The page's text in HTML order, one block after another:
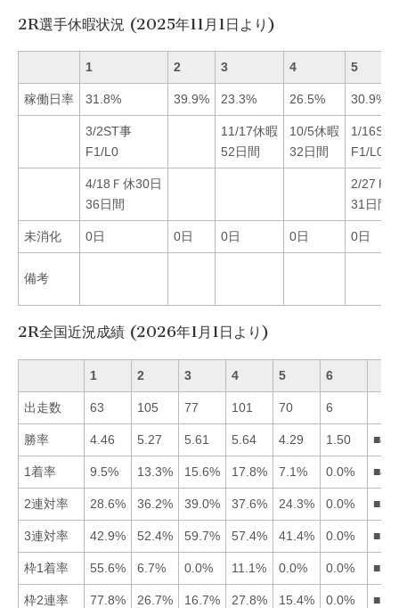
2R選手休暇状況 (2025年11月1日より)
1 2 3 4 5
稼働日率 31.8% 39.9% 23.3% 26.5% 30.9%
3/2ST事
F1/L0
11/17休暇
52日間
10/5休暇
32日間
1/16ST
F1/L0
4/18Ｆ休30日
36日間
2/27Ｆ
31日間
未消化 0日 0日 0日 0日 0日
備考
2R全国近況成績 (2026年1月1日より)
1 2 3 4 5 6
出走数 63 105 77 101 70 6
勝率 4.46 5.27 5.61 5.64 4.29 1.50
1着率 9.5% 13.3% 15.6% 17.8% 7.1% 0.0%
2連対率 28.6% 36.2% 39.0% 37.6% 24.3% 0.0%
3連対率 42.9% 52.4% 59.7% 57.4% 41.4% 0.0%
枠1着率 55.6% 6.7% 0.0% 11.1% 0.0% 0.0%
枠2連率 77.8% 26.7% 16.7% 27.8% 15.4% 0.0%